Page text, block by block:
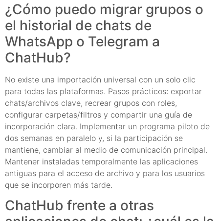
¿Cómo puedo migrar grupos o
el historial de chats de
WhatsApp o Telegram a
ChatHub?
No existe una importación universal con un solo clic
para todas las plataformas. Pasos prácticos: exportar
chats/archivos clave, recrear grupos con roles,
configurar carpetas/filtros y compartir una guía de
incorporación clara. Implementar un programa piloto de
dos semanas en paralelo y, si la participación se
mantiene, cambiar al medio de comunicación principal.
Mantener instaladas temporalmente las aplicaciones
antiguas para el acceso de archivo y para los usuarios
que se incorporen más tarde.
ChatHub frente a otras